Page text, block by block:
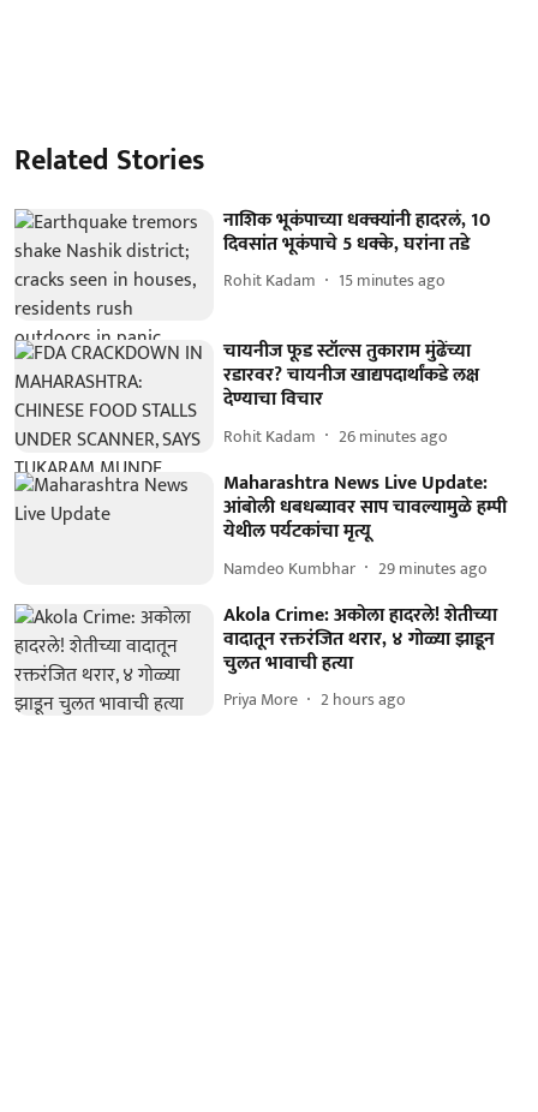
Related Stories
नाशिक भूकंपाच्या धक्क्यांनी हादरलं, 10
दिवसांत भूकंपाचे 5 धक्के, घरांना तडे
Rohit Kadam 15 minutes ago
चायनीज फूड स्टॉल्स तुकाराम मुंढेंच्या
रडारवर? चायनीज खाद्यपदार्थांकडे लक्ष
देण्याचा विचार
Rohit Kadam 26 minutes ago
Maharashtra News Live Update:
आंबोली धबधब्यावर साप चावल्यामुळे हम्पी
येथील पर्यटकांचा मृत्यू
Namdeo Kumbhar 29 minutes ago
Akola Crime: अकोला हादरले! शेतीच्या
वादातून रक्तरंजित थरार, ४ गोळ्या झाडून
चुलत भावाची हत्या
Priya More 2 hours ago